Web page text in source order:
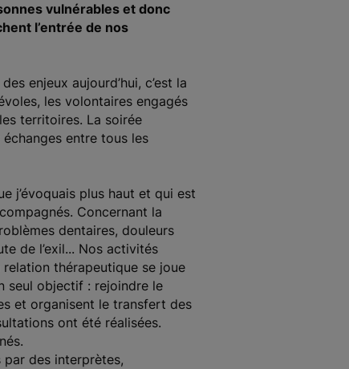
vulnérables et donc
l’entrée de nos
enjeux aujourd’hui, c’est la
les volontaires engagés
territoires. La soirée
échanges entre tous les
j’évoquais plus haut et qui est
Concernant la
dentaires, douleurs
de l’exil... Nos activités
relation thérapeutique se joue
seul objectif : rejoindre le
et organisent le transfert des
ont été réalisées.
par des interprètes,